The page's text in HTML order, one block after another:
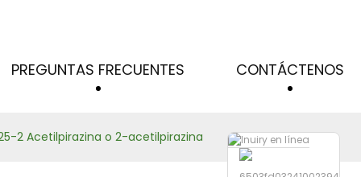
PREGUNTAS FRECUENTES CONTÁCTENOS
2 Acetilpirazina o 2-acetilpirazina